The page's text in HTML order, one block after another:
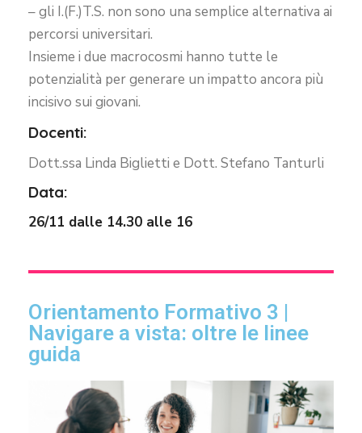
– gli I.(F.)T.S. non sono una semplice alternativa ai
percorsi universitari.
Insieme i due macrocosmi hanno tutte le
potenzialità per generare un impatto ancora più
incisivo sui giovani.
Docenti:
Dott.ssa Linda Biglietti e Dott. Stefano Tanturli
Data:
26/11 dalle 14.30 alle 16
Orientamento Formativo 3 |
Navigare a vista: oltre le linee
guida